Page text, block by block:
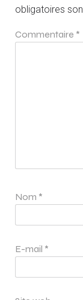
obligatoires
Commentaire *
Nom *
E-mail *